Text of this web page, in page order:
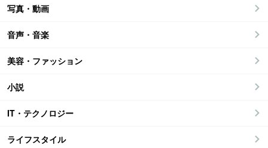
写真・動画
音声・音楽
美容・ファッション
小説
IT・テクノロジー
ライフスタイル